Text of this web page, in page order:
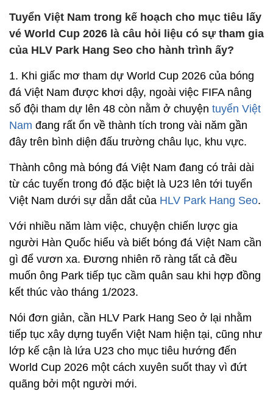
Tuyển Việt Nam trong kế hoạch cho mục tiêu lấy
vé World Cup 2026 là câu hỏi liệu có sự tham gia
của HLV Park Hang Seo cho hành trình ấy?
1. Khi giấc mơ tham dự World Cup 2026 của bóng
đá Việt Nam được khơi dậy, ngoài việc FIFA nâng
số đội tham dự lên 48 còn nằm ở chuyện tuyển Việt
Nam đang rất ổn về thành tích trong vài năm gần
đây trên bình diện đấu trường châu lục, khu vực.
Thành công mà bóng đá Việt Nam đang có trải dài
từ các tuyến trong đó đặc biệt là U23 lên tới tuyển
Việt Nam dưới sự dẫn dắt của HLV Park Hang Seo.
Với nhiều năm làm việc, chuyện chiến lược gia
người Hàn Quốc hiểu và biết bóng đá Việt Nam cần
gì để vươn xa. Đương nhiên rõ ràng tất cả đều
muốn ông Park tiếp tục cầm quân sau khi hợp đồng
kết thúc vào tháng 1/2023.
Nói đơn giản, cần HLV Park Hang Seo ở lại nhằm
tiếp tục xây dựng tuyển Việt Nam hiện tại, cũng như
lớp kế cận là lứa U23 cho mục tiêu hướng đến
World Cup 2026 một cách xuyên suốt thay vì đứt
quãng bởi một người mới.